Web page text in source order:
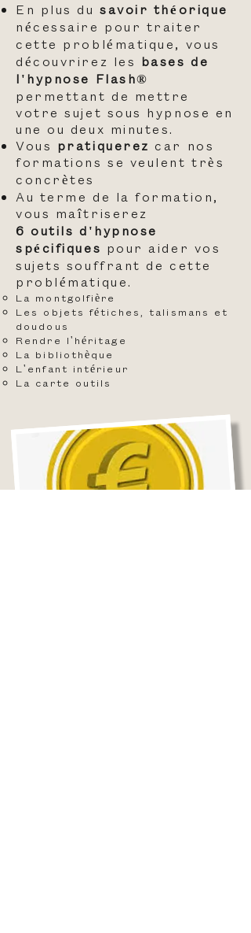
En plus dusavoir théorique
nécessaire pour traiter
cette problématique, vous
découvrirez les bases de
l'hypnose Flash®
permettant de mettre
votre sujet sous hypnose en
une ou deux minutes.
Vous pratiquerez car nos
formations se veulent très
concrètes
Au terme de la formation,
vous maîtriserez
6 outils d'hypnose
spécifiques pour aider vos
sujets souffrant de cette
problématique.
La montgolfière
Les objets fétiches, talismans et
doudous
Rendre l'héritage
La bibliothèque
L'enfant intérieur
La carte outils